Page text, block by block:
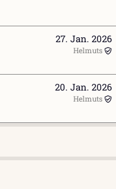
27. Jan. 2026
Helmuts
20. Jan. 2026
Helmuts